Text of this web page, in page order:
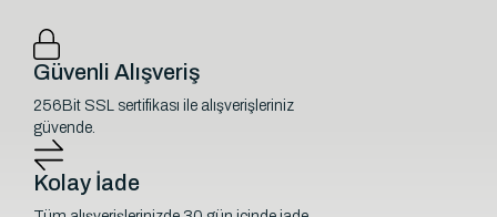
Güvenli Alışveriş
256Bit SSL sertifikası ile alışverişleriniz
güvende.
Kolay İade